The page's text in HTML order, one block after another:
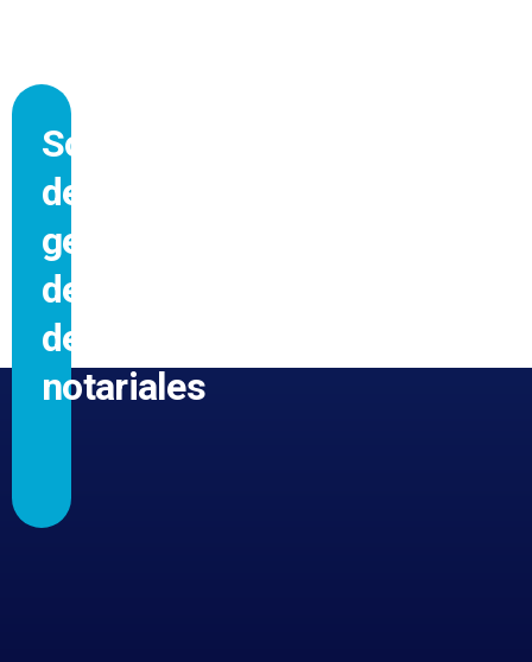
Software
de
gestión
de
despachos
notariales
POR